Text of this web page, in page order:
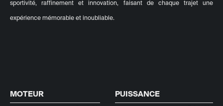
sportivité, raffinement et innovation, faisant de chaque trajet une
expérience mémorable et inoubliable.
MOTEUR PUISSANCE